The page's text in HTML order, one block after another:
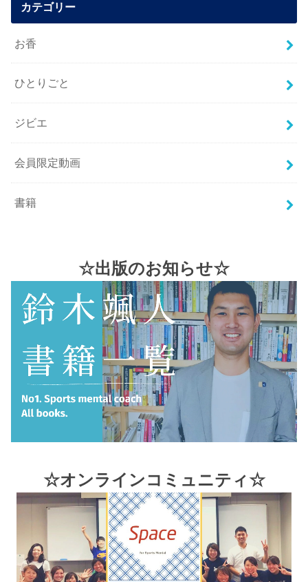
カテゴリー
お香
ひとりごと
ジビエ
会員限定動画
書籍
☆出版のお知らせ☆
☆オンラインコミュニティ☆